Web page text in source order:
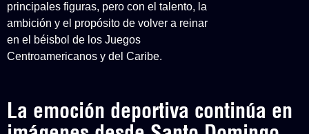
principales figuras, pero con el talento, la
ambición y el propósito de volver a reinar
en el béisbol de los Juegos
Centroamericanos y del Caribe.
La emoción deportiva continúa en